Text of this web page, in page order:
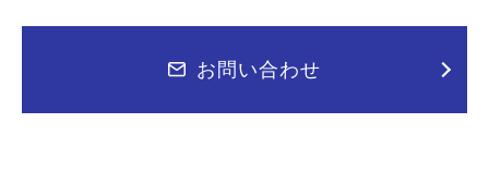
お問い合わせ